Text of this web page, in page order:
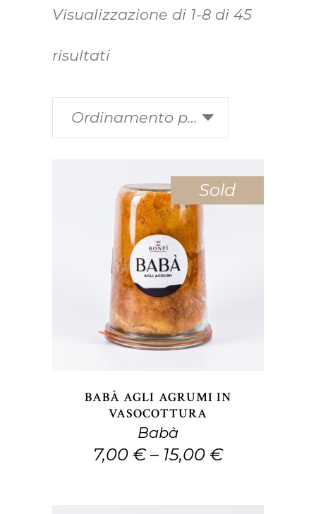
Visualizzazione di 1-8 di 45
risultati
Ordinamento predefinito
Sold
SCEGLI
Questo
prodotto
ha
più
varianti.
opzioni
possono
scelte
BABÀ AGLI AGRUMI IN
VASOCOTTURA
Babà
7,00 €– 15,00 €